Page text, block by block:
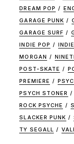
DREAM POP
GARAGE PUNK
GARAGE SURF
INDIE POP
MORGAN
POST-SKATE
PREMIERE
PSYCH STONER
ROCK PSYCHE
SLACKER PUNK
TY SEGALL